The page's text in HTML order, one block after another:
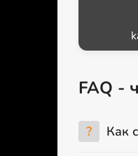
FAQ -
? Как